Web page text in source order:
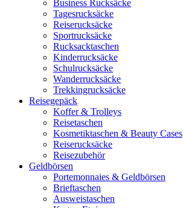
Business Rucksäcke
Tagesrucksäcke
Reiserucksäcke
Sportrucksäcke
Rucksacktaschen
Kinderrucksäcke
Schulrucksäcke
Wanderrucksäcke
Trekkingrucksäcke
Reisegepäck
Koffer & Trolleys
Reisetaschen
Kosmetiktaschen & Beauty Cases
Reiserucksäcke
Reisezubehör
Geldbörsen
Portemonnaies & Geldbörsen
Brieftaschen
Ausweistaschen